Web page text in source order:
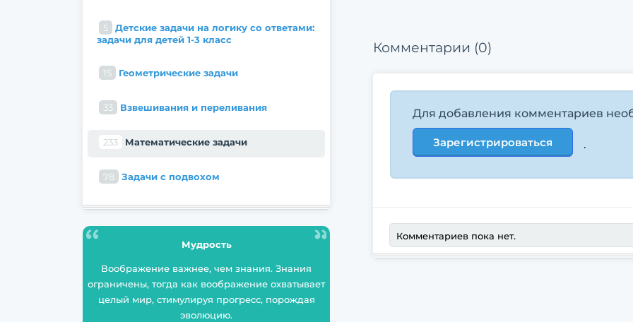
5
Детские задачи на логику со ответами:
задачи для детей 1-3 класс
15 Геометрические задачи
33 Взвешивания и переливания
233 Математические задачи
78 Задачи с подвохом
Мудрость
Воображение важнее, чем знания. Знания
ограничены, тогда как воображение охватывает
целый мир, стимулируя прогресс, порождая
эволюцию.
Комментарии (0)
Для добавления комментариев
Зарегистрироваться .
Комментариев пока нет.